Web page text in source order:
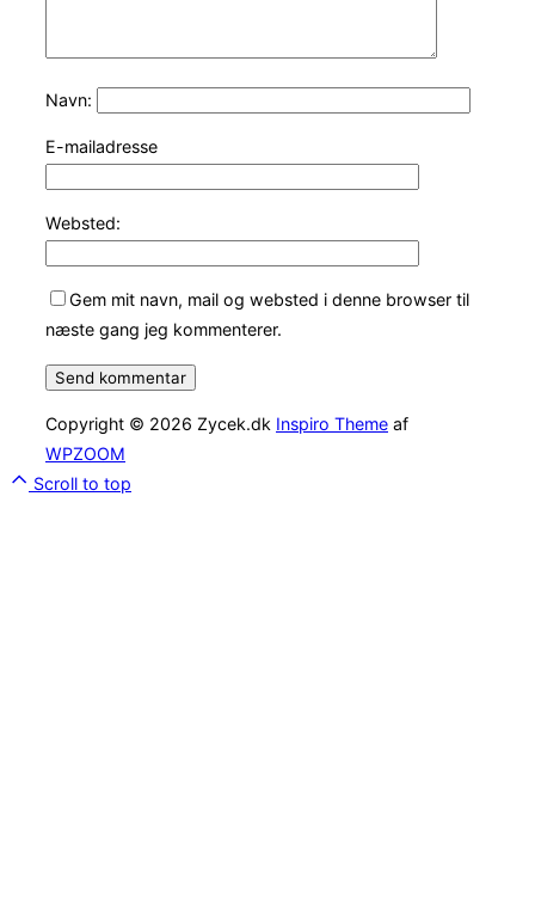
Navn:
E-mailadresse
Websted:
Gem mit navn, mail og websted i denne browser til
næste gang jeg kommenterer.
Copyright © 2026 Zycek.dk Inspiro Theme af
WPZOOM
Scroll to top